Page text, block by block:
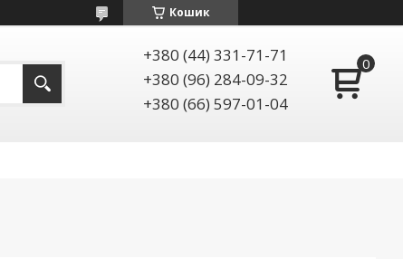
Кошик
+380 (44) 331-71-71
+380 (96) 284-09-32
+380 (66) 597-01-04